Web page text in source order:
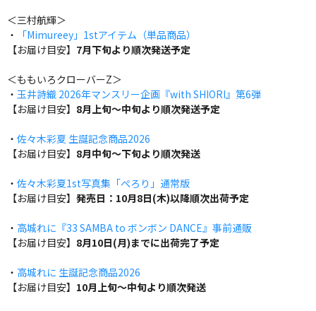
＜三村航輝＞
・
「Mimureey」1stアイテム（単品商品）
【お届け目安】 7月下旬より順次発送予定
＜ももいろクローバーZ＞
・ 玉井詩織 2026年マンスリー企画『with SHIORI』第6弾
【お届け目安】 8月上旬～中旬より順次発送予定
・ 佐々木彩夏 生誕記念商品2026
【お届け目安】 8月中旬～下旬より順次発送
・ 佐々木彩夏1st写真集「ぺろり」通常版
【お届け目安】 発売日：10月8日(木)以降順次出荷予定
・ 高城れに『33 SAMBA to ボンボン DANCE』事前通販
【お届け目安】 8月10日(月)までに出荷完了予定
・ 高城れに 生誕記念商品2026
【お届け目安】 10月上旬～中旬より順次発送